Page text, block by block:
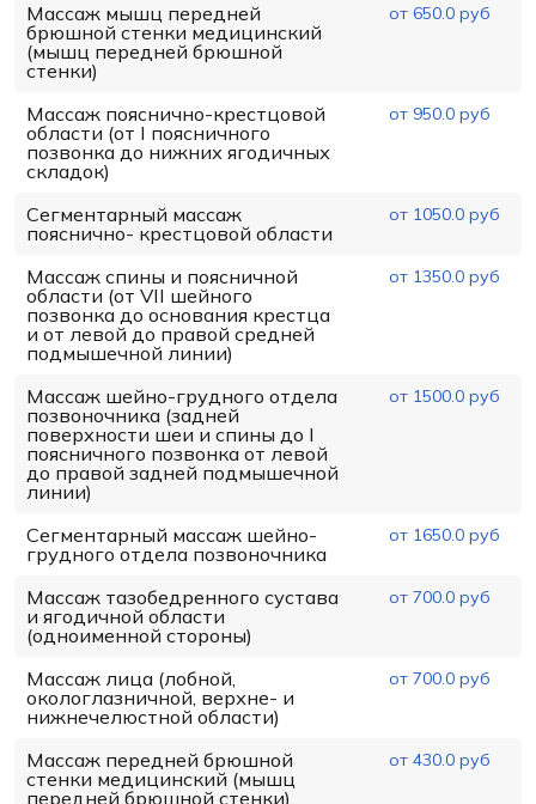
Массаж мышц передней
брюшной стенки медицинский
(мышц передней брюшной
стенки)
от 650.0 руб
Массаж пояснично-крестцовой
области (от I поясничного
позвонка до нижних ягодичных
складок)
от 950.0 руб
Сегментарный массаж
пояснично- крестцовой области
от 1050.0 руб
Массаж спины и поясничной
области (от VII шейного
позвонка до основания крестца
и от левой до правой средней
подмышечной линии)
от 1350.0 руб
Массаж шейно-грудного отдела
позвоночника (задней
поверхности шеи и спины до I
поясничного позвонка от левой
до правой задней подмышечной
линии)
от 1500.0 руб
Сегментарный массаж шейно-
грудного отдела позвоночника
от 1650.0 руб
Массаж тазобедренного сустава
и ягодичной области
(одноименной стороны)
от 700.0 руб
Массаж лица (лобной,
окологлазничной, верхне- и
нижнечелюстной области)
от 700.0 руб
Массаж передней брюшной
стенки медицинский (мышц
передней брюшной стенки)
от 430.0 руб